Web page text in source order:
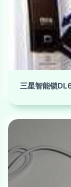
三星智能锁